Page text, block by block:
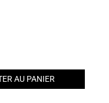
AU PANIER